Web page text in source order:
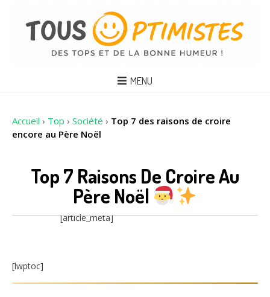
MENU
Accueil › Top › Société › Top 7 des raisons de croire
encore au Père Noël
Top 7 Raisons De Croire Au
Père Noël
[article_meta]
[lwptoc]